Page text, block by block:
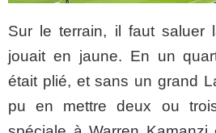
Sur le terrain, il faut saluer
jouait en jaune. En un
était plié, et sans un grand
pu en mettre deux ou